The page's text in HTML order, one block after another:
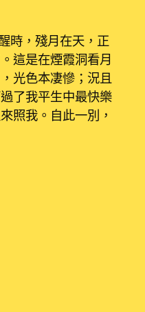
時，殘月在天，正
這是在煙霞洞看月
光色本凄慘；況且
了我平生中最快樂
照我。自此一別，